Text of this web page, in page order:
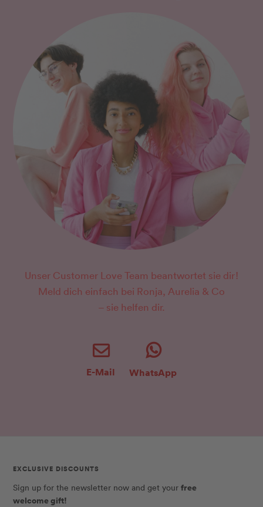
Unser Customer Love Team beantwortet sie dir!
Meld dich einfach bei Ronja, Aurelia & Co
– sie helfen dir.
E-Mail WhatsApp
EXCLUSIVE DISCOUNTS
Sign up for the newsletter now and get your free
welcome gift!